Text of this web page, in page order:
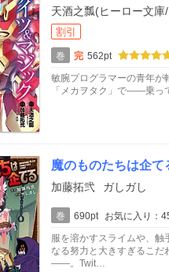
天酒之瓢(ヒーロー文
割引
巻 完 562pt
敏腕プログラマーの青年が
「メカヲタク」で――乗っ
魔のものたちは企て
加藤拓弐
ガしガし
巻 690pt
お気に入り：
服を溶かすスライムや、
なる努力と大きすぎるこ
――。Twit…